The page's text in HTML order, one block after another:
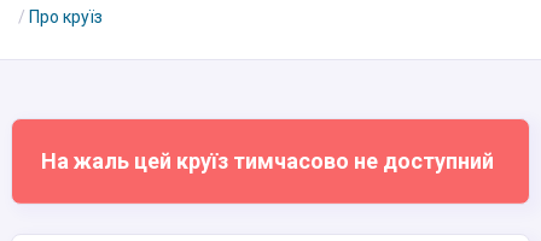
Про круїз
На жаль цей круїз тимчасово не доступний